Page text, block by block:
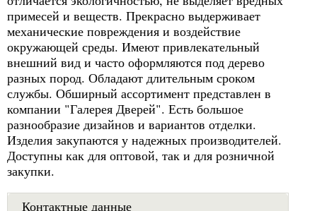
примесей и веществ. Прекрасно выдерживает
механические повреждения и воздействие
окружающей среды. Имеют привлекательный
внешний вид и часто оформляются под дерево
разных пород. Обладают длительным сроком
службы. Обширный ассортимент представлен в
компании "Галерея Дверей". Есть большое
разнообразие дизайнов и вариантов отделки.
Изделия закупаются у надежных производителей.
Доступны как для оптовой, так и для розничной
закупки.
Контактные данные